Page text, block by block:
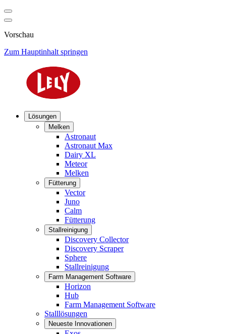
Vorschau
Zum Hauptinhalt springen
Lösungen
Melken
Astronaut
Astronaut Max
Dairy XL
Meteor
Melken
Fütterung
Vector
Juno
Calm
Fütterung
Stallreinigung
Discovery Collector
Discovery Scraper
Sphere
Stallreinigung
Farm Management Software
Horizon
Hub
Farm Management Software
Stalllösungen
Neueste Innovationen